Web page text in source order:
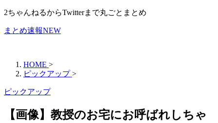
2ちゃんねるからTwitterまで丸ごとまとめ
まとめ速報NEW
HOME >
ピックアップ >
ピックアップ
【画像】教授のお宅にお呼ばれしちゃ